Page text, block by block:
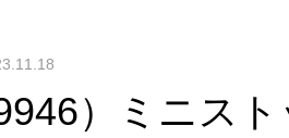
9946）ミニス